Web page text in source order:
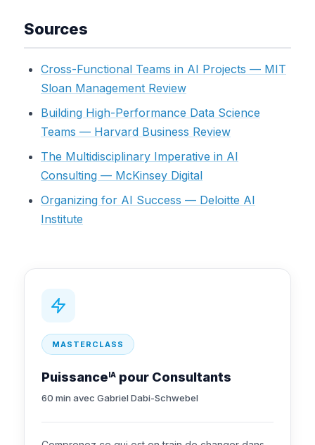
Sources
Cross-Functional Teams in AI Projects — MIT
Sloan Management Review
Building High-Performance Data Science
Teams — Harvard Business Review
The Multidisciplinary Imperative in AI
Consulting — McKinsey Digital
Organizing for AI Success — Deloitte AI
Institute
MASTERCLASS
Puissance IA pour Consultants
60 min avec Gabriel Dabi-Schwebel